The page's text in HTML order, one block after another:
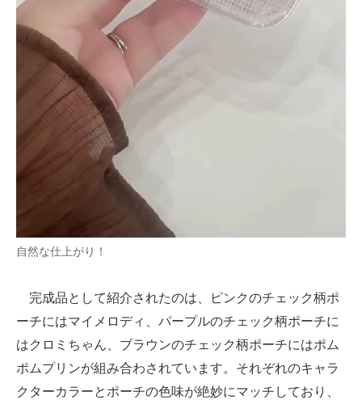
自然な仕上がり！
完成品として紹介されたのは、ピンクのチェック柄ポ
ーチにはマイメロディ、パープルのチェック柄ポーチに
はクロミちゃん、ブラウンのチェック柄ポーチにはポム
ポムプリンが組み合わされています。それぞれのキャラ
クターカラーとポーチの色味が絶妙にマッチしており、